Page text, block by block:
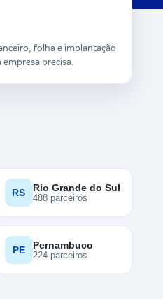
folha e implantação
precisa.
RS Rio Grande do Sul
488 parceiros
PE Pernambuco
224 parceiros